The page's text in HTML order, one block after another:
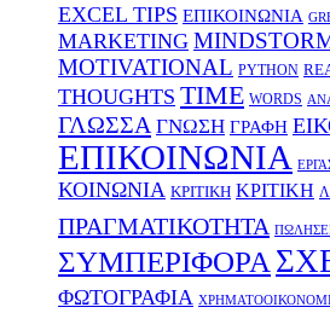
EXCEL TIPS EΠΙΚΟΙΝΩΝΙΑ
MARKETING
MOTIVATIONAL PYTHON
THOUGHTS TIME WORDS
ΓΛΩΣΣΑ ΓΝΩΣΗ ΓΡΑΦΗ
ΕΠΙΚΟΙΝΩΝΙΑ
ΚΟΙΝΩΝΙΑ ΚΡΙΤΙΚΗ ΚΡΙΤΙΚΗ
ΠΡΑΓΜΑΤΙΚΟΤΗΤΑ
ΣΥΜΠΕΡΙΦΟΡΑ
ΦΩΤΟΓΡΑΦΙΑ